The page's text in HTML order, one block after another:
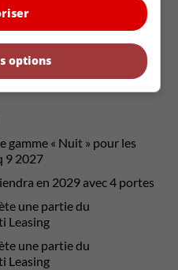
« Nuit » pour les
9 2027
en 2029 avec 4 portes
une partie du
Leasing
une partie du
Leasing
options